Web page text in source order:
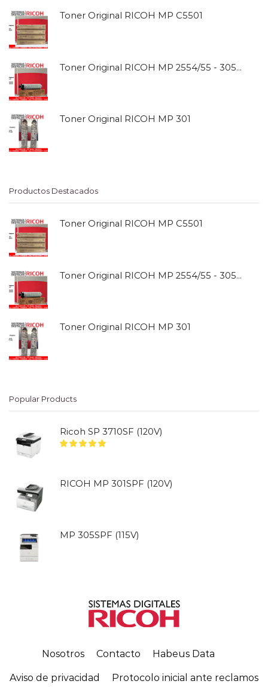
Toner Original RICOH MP C5501
Toner Original RICOH MP 2554/55 - 3054/55
Toner Original RICOH MP 301
Productos Destacados
Toner Original RICOH MP C5501
Toner Original RICOH MP 2554/55 - 3054/55
Toner Original RICOH MP 301
Popular Products
Ricoh SP 3710SF (120V)
RICOH MP 301SPF (120V)
MP 305SPF (115V)
Nosotros Contacto Habeus Data
Aviso de privacidad Protocolo inicial ante reclamos